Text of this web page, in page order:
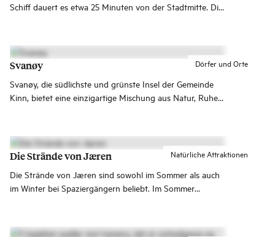
Schiff dauert es etwa 25 Minuten von der Stadtmitte. Die
Dörfer und Orte
Svanøy
Svanøy, die südlichste und grünste Insel der Gemeinde
Kinn, bietet eine einzigartige Mischung aus Natur, Ruhe
Natürliche Attraktionen
Die Strände von Jæren
Die Strände von Jæren sind sowohl im Sommer als auch
im Winter bei Spaziergängern beliebt. Im Sommer
und anderen Aktivitäten.